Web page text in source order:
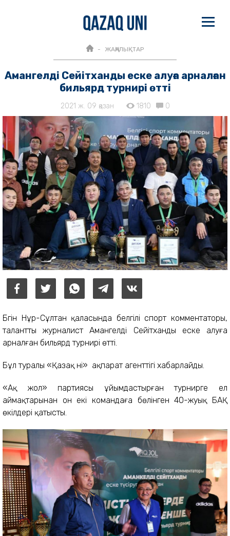
ЖАҢАЛЫҚТАР
Амангелді Сейітханды еске алуға арналған
бильярд турнирі өтті
2021 ж. 09 қазан 1810 0
Бүгін Нұр-Сұлтан қаласында белгілі спорт комментаторы,
талантты журналист Амангелді Сейітханды еске алуға
арналған бильярд турнирі өтті.
Бұл туралы «Қазақ үні» ақпарат агенттігі хабарлайды.
«Ақ жол» партиясы ұйымдастырған турнирге ел
аймақтарынан он екі командаға бөлінген 40-жуық БАҚ
өкілдері қатысты.